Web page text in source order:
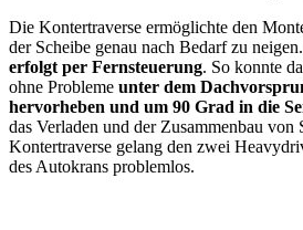
Die Kontertraverse ermöglichte den
der Scheibe genau nach Bedarf zu neigen.
erfolgt per Fernsteuerung. So konnte
ohne Probleme unter dem
hervorheben und um 90 Grad in die
das Verladen und der Zusammenbau von
Kontertraverse gelang den zwei
des Autokrans problemlos.